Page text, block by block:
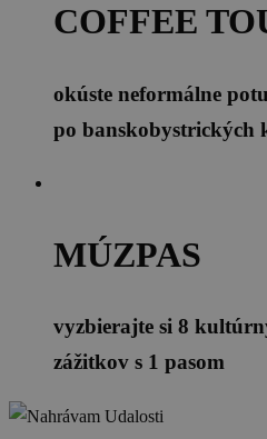
COFFEE
okúste neformálne
po banskobystrických
MÚZPAS
vyzbierajte si 8
zážitkov s 1 pasom